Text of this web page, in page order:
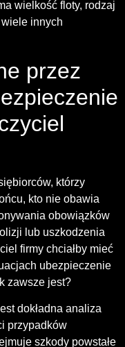
wielkość floty, rodzaj
innych
przez
którzy
kto nie obawia
obowiązków
lub uszkodzenia
firmy chciałby mieć
ubezpieczenie
zawsze jest?
dokładna analiza
przypadków
szkody powstałe